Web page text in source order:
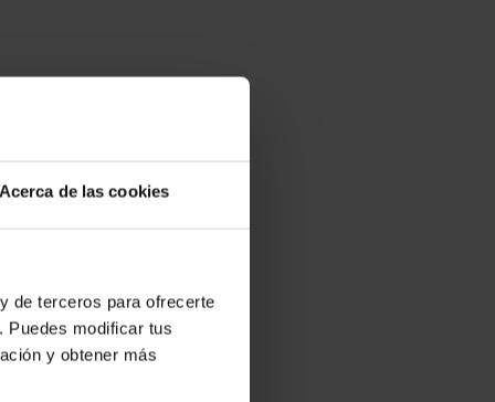
Acerca de las cookies
de terceros para ofrecerte
Puedes modificar tus
y obtener más